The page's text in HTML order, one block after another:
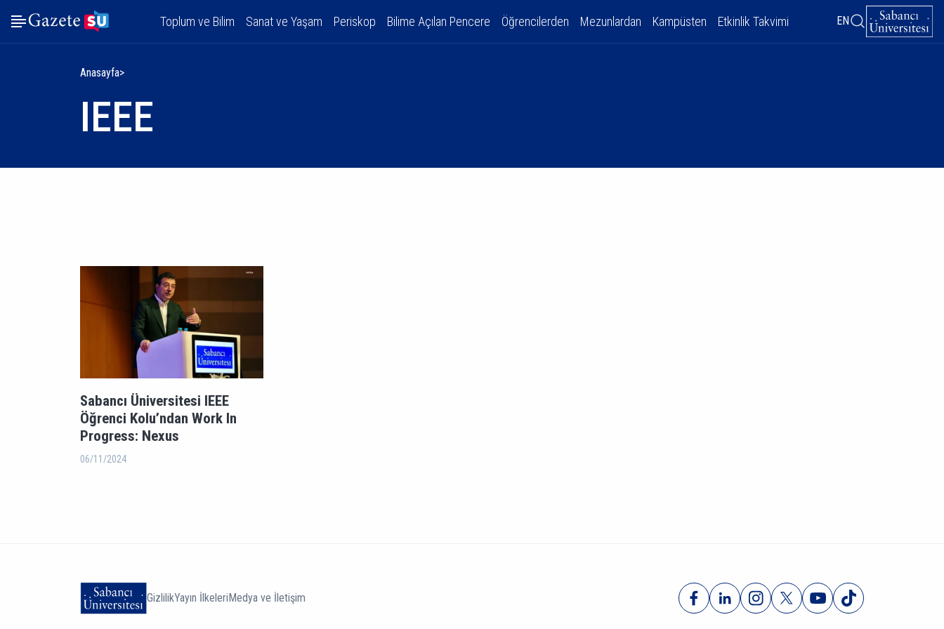
Toplum ve Bilim Sanat ve Yaşam Periskop Bilime Açılan Pencere Öğrencilerden Mezunlardan Kampüsten Etkinlik Takvimi EN
Anasayfa
IEEE
Sabancı Üniversitesi IEEE
Öğrenci Kolu’ndan Work In
Progress: Nexus
06/11/2024
GizlilikYayın İlkeleriMedya ve İletişim